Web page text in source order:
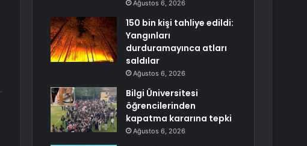
Ağustos 6, 2026
150 bin kişi tahliye edildi:
Yangınları
durduramayınca atları
saldılar
Ağustos 6, 2026
Bilgi Üniversitesi
öğrencilerinden
kapatma kararına tepki
Ağustos 6, 2026